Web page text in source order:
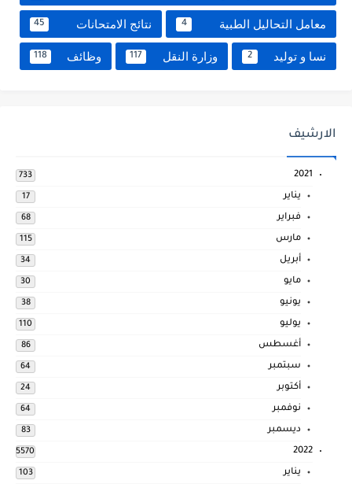
معامل التحاليل الطبية 4 نتائج الامتحانات 45
نسا و توليد 2 وزارة النقل 117 وظائف 118
الارشيف
2021
733
يناير 17
فبراير 68
مارس 115
أبريل 34
مايو 30
يونيو 38
يوليو 110
أغسطس 86
سبتمبر 64
أكتوبر 24
نوفمبر 64
ديسمبر 83
2022
5570
يناير 103